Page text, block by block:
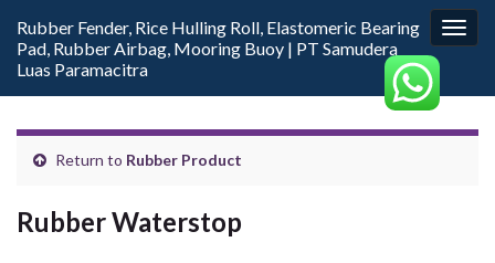
Rubber Fender, Rice Hulling Roll, Elastomeric Bearing
Pad, Rubber Airbag, Mooring Buoy | PT Samudera
Luas Paramacitra
Return to Rubber Product
Rubber Waterstop